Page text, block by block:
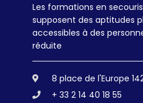
Les formations en
supposent des aptitudes
accessibles à des
réduite
8 place de l'Europe
+ 33 2 14 40 18 55